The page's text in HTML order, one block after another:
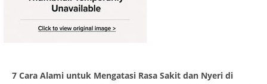
7 Cara Alami untuk Mengatasi Rasa Sakit dan Nyeri di